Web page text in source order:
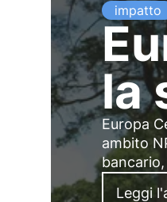
impatto
la
Europa
ambito
Leggi